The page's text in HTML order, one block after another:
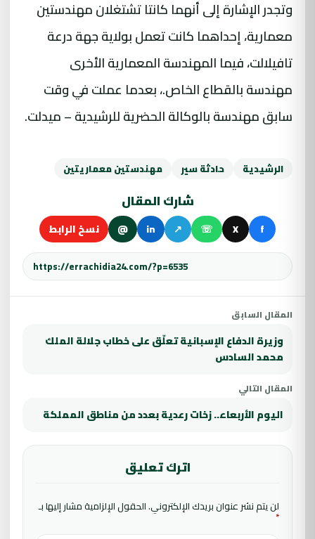
وتجدر الإشارة إلى أنهما كانتا تشتغلان مهندستين
معمارية، إحداهما كانت تعمل بولاية جهة درعة
تافيلالت، فيما المهندسة المعمارية الأخرى
مهندسة بالقطاع الخاص.، بعدما عملت في وقت
سابق مهندسة بالوكالة الحضرية للرشيدية – ميدلت.
الرشيدية حادثة سير مهندستين معماريتين
شارك المقال
f
X
☏
↗
in
@ نسخ الرابط
المقال السابق
وزيرة الدفاع الإسبانية تعلّق على خطاب جلالة الملك
محمد السادس
المقال التالي
اليوم الأربعاء.. زخات رعدية بعدد من مناطق المملكة
اترك تعليق
لن يتم نشر عنوان بريدك الإلكتروني.الحقول الإلزامية مشار إليها بـ
*